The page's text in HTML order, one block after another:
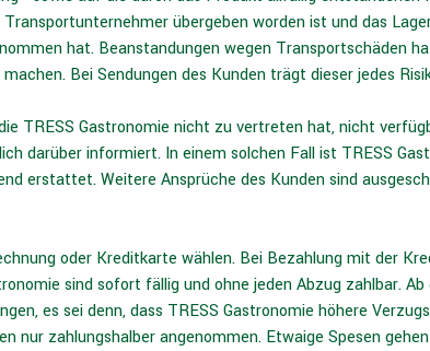
übergeben worden ist und das
hat. Beanstandungen wegen Transportschäden
Bei Sendungen des Kunden trägt dieser jedes
TRESS Gastronomie nicht zu vertreten hat, nicht
darüber informiert. In einem solchen Fall ist TRESS
erstattet. Weitere Ansprüche des Kunden sind
oder Kreditkarte wählen. Bei Bezahlung mit der
sind sofort fällig und ohne jeden Abzug zahlbar.
es sei denn, dass TRESS Gastronomie höhere
nur zahlungshalber angenommen. Etwaige Spesen